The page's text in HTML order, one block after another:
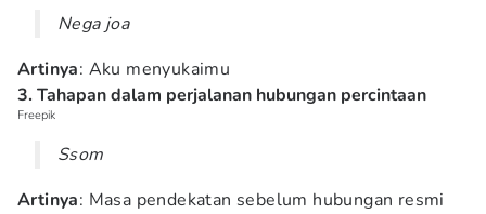
Nega joa
Artinya: Aku menyukaimu
3. Tahapan dalam perjalanan hubungan percintaan
Freepik
Ssom
Artinya: Masa pendekatan sebelum hubungan resmi